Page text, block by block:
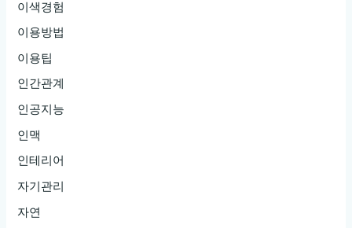
이색경험
이용방법
이용팁
인간관계
인공지능
인맥
인테리어
자기관리
자연